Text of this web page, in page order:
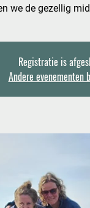
we de gezellig
Registratie is
Andere evenementen